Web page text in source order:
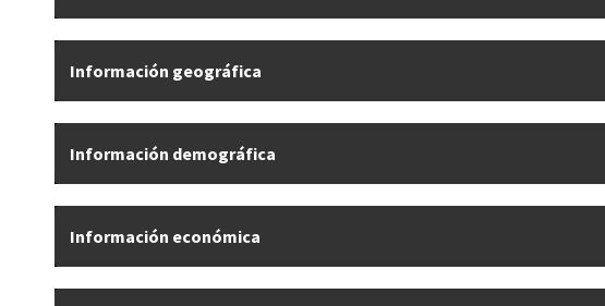
Información geográfica
Información demográfica
Información económica